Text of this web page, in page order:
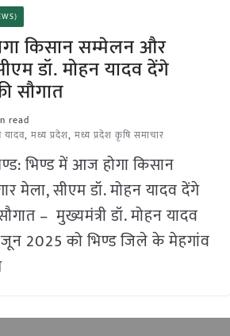
किसान सम्मेलन और
डॉ. मोहन यादव देंगे
सौगात
read
यादव, मध्य प्रदेश, मध्य प्रदेश कृषि समाचार
भिण्ड में आज होगा किसान
मेला, सीएम डॉ. मोहन यादव देंगे
– मुख्यमंत्री डॉ. मोहन यादव
2025 को भिण्ड जिले के मेहगांव